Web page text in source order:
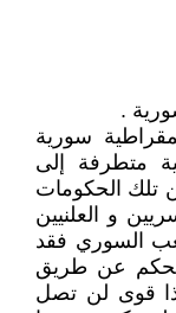
.
سورية
متطرفة إلى
تلك الحكومات
و العلنيين
السوري فقد
الحكم عن طريق
قوى لن تصل